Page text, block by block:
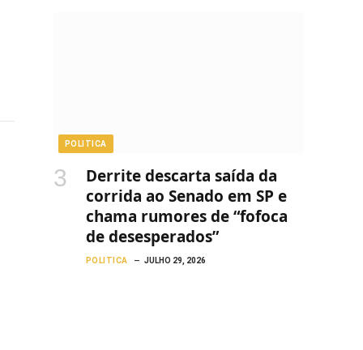
POLITICA
Derrite descarta saída da
corrida ao Senado em SP e
chama rumores de “fofoca
de desesperados”
POLITICA JULHO 29, 2026